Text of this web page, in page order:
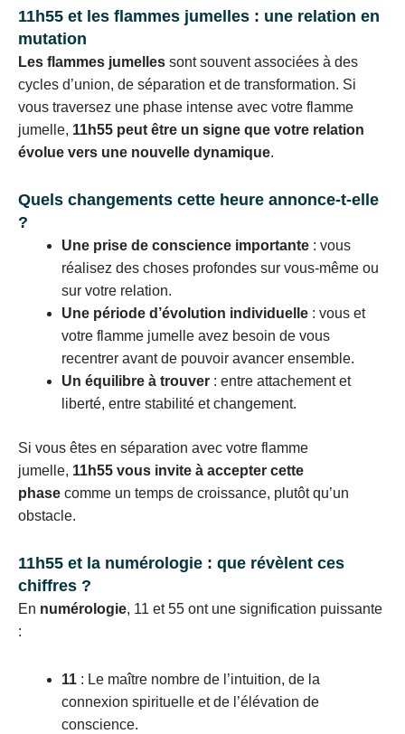
11h55 et les flammes jumelles : une relation en
mutation
Les flammes jumelles sont souvent associées à des
cycles d’union, de séparation et de transformation. Si
vous traversez une phase intense avec votre flamme
jumelle, 11h55 peut être un signe que votre relation
évolue vers une nouvelle dynamique.
Quels changements cette heure annonce-t-elle
?
Une prise de conscience importante : vous
réalisez des choses profondes sur vous-même ou
sur votre relation.
Une période d’évolution individuelle : vous et
votre flamme jumelle avez besoin de vous
recentrer avant de pouvoir avancer ensemble.
Un équilibre à trouver : entre attachement et
liberté, entre stabilité et changement.
Si vous êtes en séparation avec votre flamme
jumelle, 11h55 vous invite à accepter cette
phase comme un temps de croissance, plutôt qu’un
obstacle.
11h55 et la numérologie : que révèlent ces
chiffres ?
En numérologie, 11 et 55 ont une signification puissante
:
11 : Le maître nombre de l’intuition, de la
connexion spirituelle et de l’élévation de
conscience.